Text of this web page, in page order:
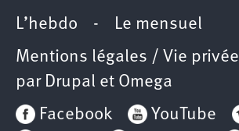
L’hebdo -
Le mensuel
Mentions légales / Vie privée
par Drupal et Omega
Facebook
YouTube